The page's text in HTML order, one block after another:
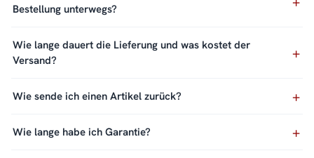
Bestellung unterwegs?
Wie lange dauert die Lieferung und was kostet der
Versand?
Wie sende ich einen Artikel zurück?
Wie lange habe ich Garantie?